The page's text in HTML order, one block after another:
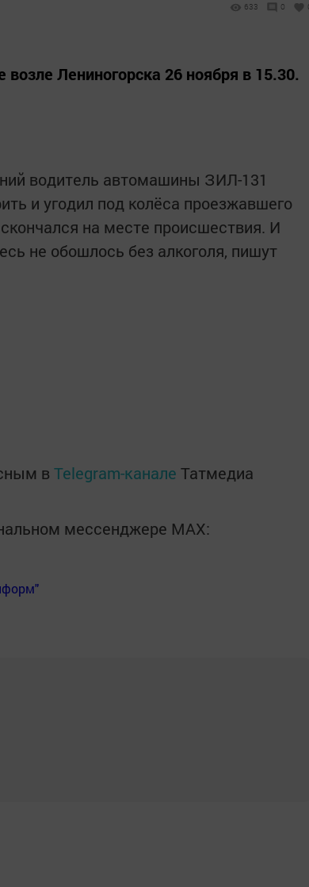
633 0
Лениногорска 26 ноября в 15.30.
водитель автомашины ЗИЛ-131
и угодил под колёса проезжавшего
на месте происшествия. И
не обошлось без алкоголя, пишут
в Telegram-канале Татмедиа
мессенджере MАХ: